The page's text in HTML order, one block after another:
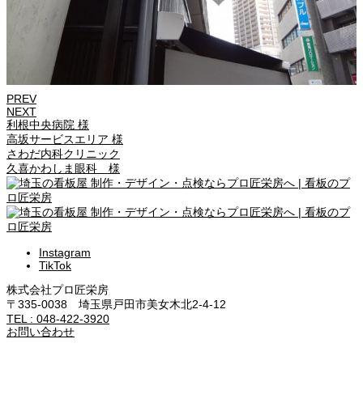
PREV
NEXT
利根中央病院 様
高坂サービスエリア 様
さわだ内科クリニック
久喜かわしま眼科 様
Instagram
TikTok
株式会社プロ匠栄房
〒335-0038 埼玉県戸田市美女木北2-4-12
TEL : 048-422-3920
お問い合わせ